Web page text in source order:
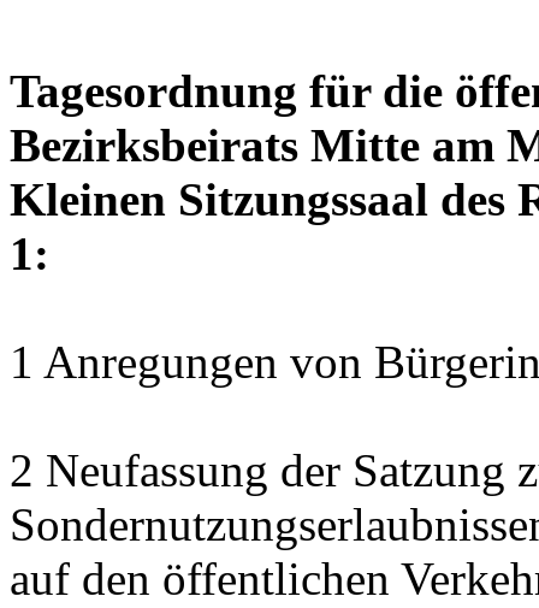
Tagesordnung für die
Bezirksbeirats Mitte am
Kleinen Sitzungssaal des
1:
1 Anregungen von
2 Neufassung der Satzung
auf den öffentlichen